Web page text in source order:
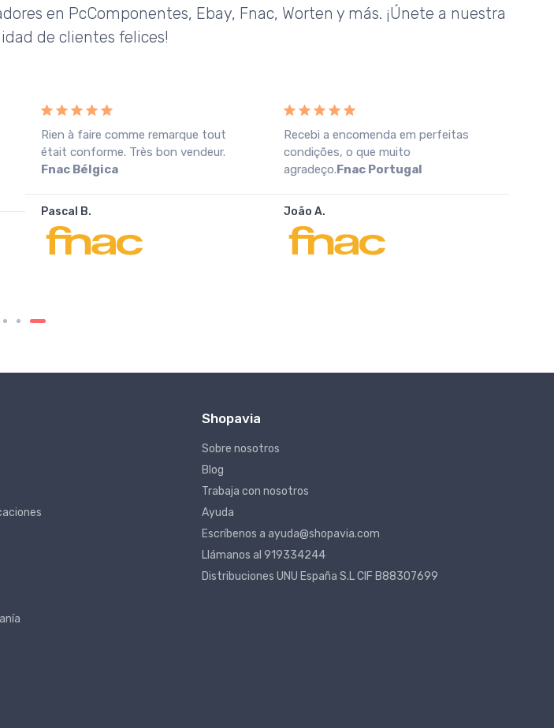
en PcComponentes, Ebay, Fnac, Worten y más. ¡Únete a nuestra
de clientes felices!
Rien à faire comme remarque tout
était conforme. Très bon vendeur.
Fnac Bélgica
Pascal B.
Recebi a encomenda em perfeitas
condições, o que muito
agradeço. Fnac Portugal
João A.
Shopavia
Sobre nosotros
Blog
Trabaja con nosotros
Ayuda
Escríbenos a ayuda@shopavia.com
Llámanos al 919334244
Distribuciones UNU España S.L CIF B88307699